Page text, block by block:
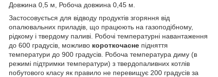
Довжина 0,5 м, Робоча довжина 0,45 м.
Застосовується для відводу продуктів згоряння від
опалювальних приладів, що працюють на газоподібному,
рідкому і твердому паливі. Робочі температурні навантаження
до 600 градусів, можливо короткочасне підняття
температури до 900 градусів. Робоча температура диму (в
режимі підтримки температури) з твердопаливних котлів
побутового класу як правило не перевищує 200 градусів за